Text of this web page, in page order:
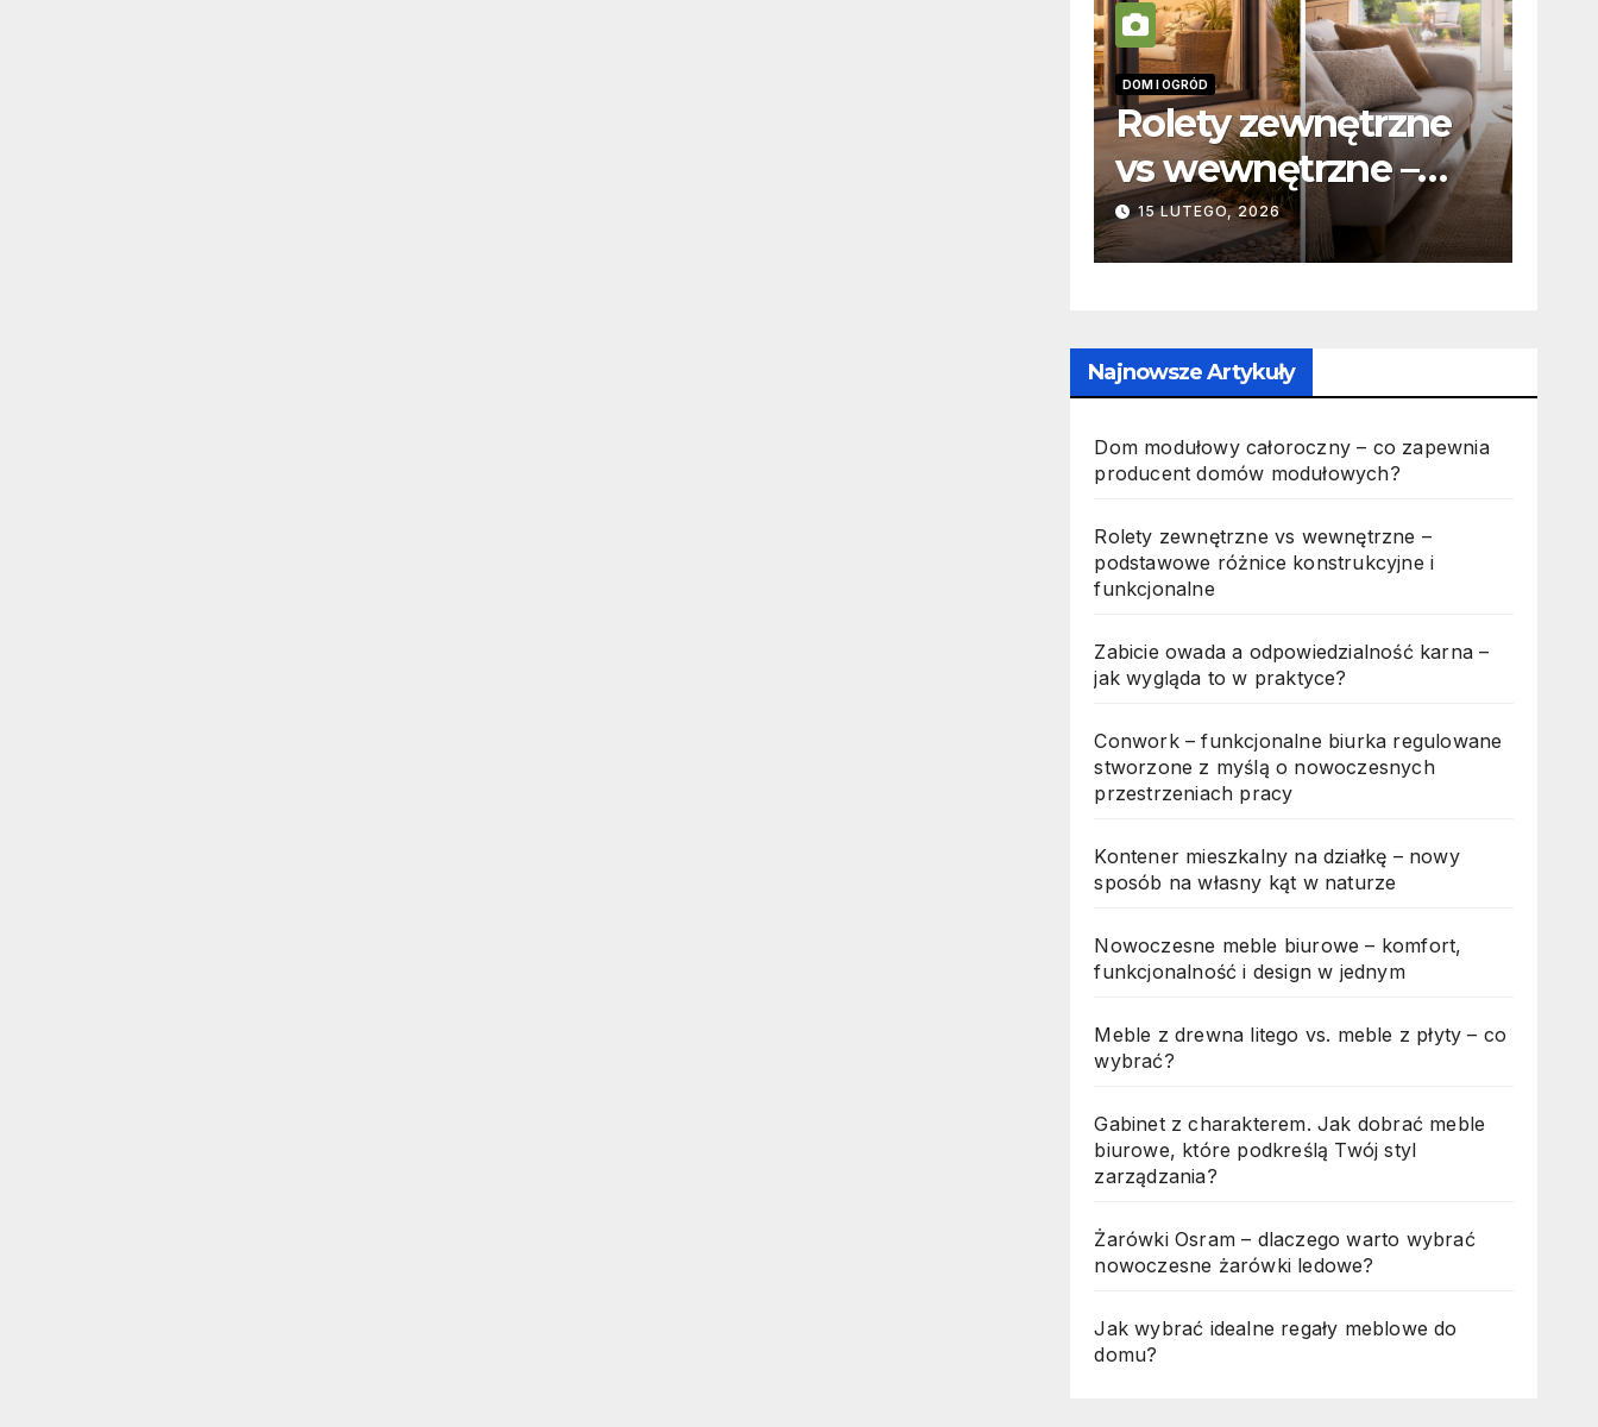
DOM I OGRÓD
Rolety zewnętrzne
vs wewnętrzne –
podstawowe
różnice
funkcjonalne
15 LUTEGO, 2026
INFORMACJE
to w
Najnowsze Artykuły
Dom modułowy całoroczny – co zapewnia
producent domów modułowych?
Rolety zewnętrzne vs wewnętrzne –
podstawowe różnice konstrukcyjne i
funkcjonalne
Zabicie owada a odpowiedzialność karna –
jak wygląda to w praktyce?
Conwork – funkcjonalne biurka regulowane
stworzone z myślą o nowoczesnych
przestrzeniach pracy
Kontener mieszkalny na działkę – nowy
sposób na własny kąt w naturze
Nowoczesne meble biurowe – komfort,
funkcjonalność i design w jednym
Meble z drewna litego vs. meble z płyty – co
wybrać?
Gabinet z charakterem. Jak dobrać meble
biurowe, które podkreślą Twój styl
zarządzania?
Żarówki Osram – dlaczego warto wybrać
nowoczesne żarówki ledowe?
Jak wybrać idealne regały meblowe do
domu?